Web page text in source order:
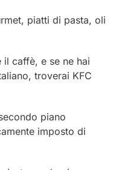
piatti di pasta, oli
caffè, e se ne hai
troverai KFC
piano
imposto di